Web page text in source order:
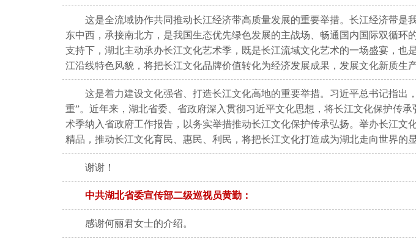
这是全流域协作共同推动长江经济带高质量发展的重要举措。长江经济带
东中西，承接南北方，是我国生态优先绿色发展的主战场、畅通国内国际双循
支持下，湖北主动承办长江文化艺术季，既是长江流域文化艺术的一场盛宴，
江沿线特色风貌，将把长江文化品牌价值转化为经济发展成果，发展文化新质生
这是着力建设文化强省、打造长江文化高地的重要举措。习近平总书记指
重”。近年来，湖北省委、省政府深入贯彻习近平文化思想，将长江文化保护传
术季纳入省政府工作报告，以务实举措推动长江文化保护传承弘扬。举办长江
精品，推动长江文化育民、惠民、利民，将把长江文化打造成为湖北走向世界的
谢谢！
中共湖北省委宣传部二级巡视员黄勤：
感谢何丽君女士的介绍。